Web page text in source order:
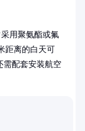
用聚氨酯或氟
距离的白天可
需配套安装航空